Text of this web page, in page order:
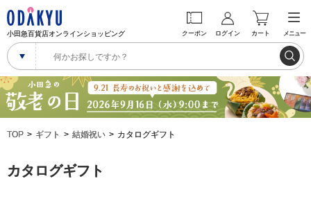
小田急百貨店オンラインショッピング クーポン ログイン カート メニュー
TOP ギフト 結婚祝い カタログギフト
カタログギフト